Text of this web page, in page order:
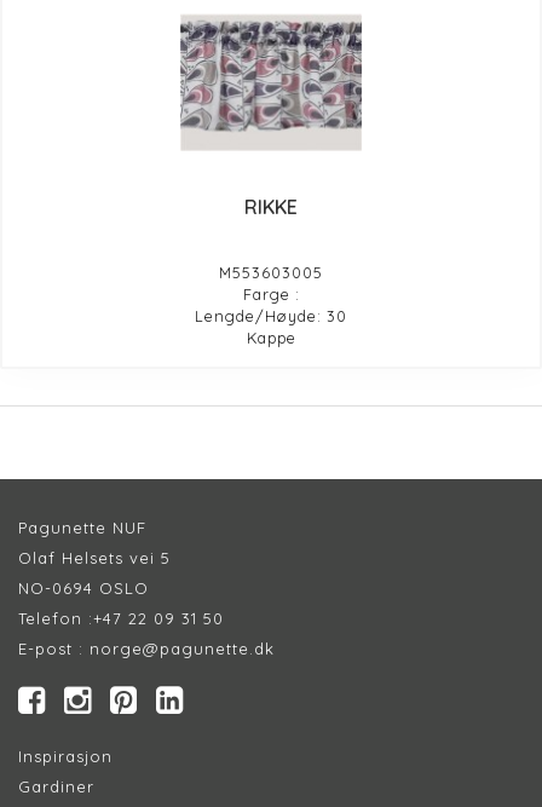
RIKKE
M553603005
Farge :
Lengde/Høyde: 30
Kappe
Pagunette NUF
Olaf Helsets vei 5
NO-0694 OSLO
Telefon :+47 22 09 31 50
E-post : norge@pagunette.dk
Inspirasjon
Gardiner